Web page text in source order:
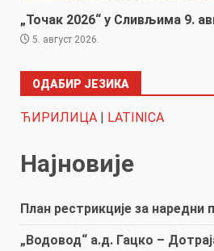
„Точак 2026“ у Сливљима 9.
5. август 2026.
ОДАБИР ЈЕЗИКА
ЋИРИЛИЦА | LATINICA
Најновије
План рестрикције за наредни
„Водовод“ а.д. Гацко –